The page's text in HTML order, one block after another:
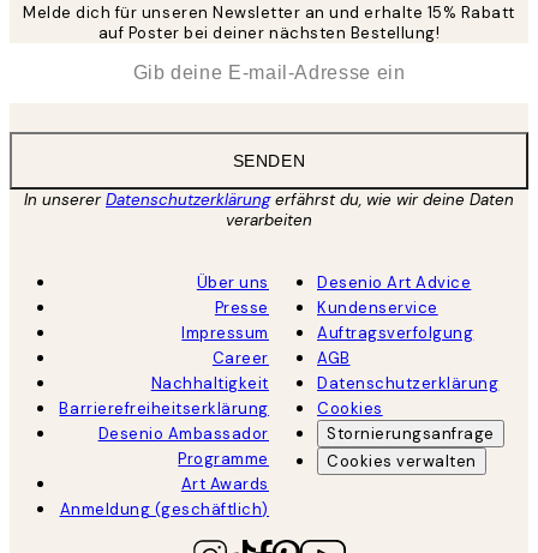
Melde dich für unseren Newsletter an und erhalte 15% Rabatt
auf Poster bei deiner nächsten Bestellung!
SENDEN
In unsererDatenschutzerklärungerfährst du, wie wir deine Daten
verarbeiten
Über uns
Presse
Impressum
Career
Nachhaltigkeit
Barrierefreiheitserklärung
Desenio Ambassador
Programme
Art Awards
Anmeldung (geschäftlich)
Desenio Art Advice
Kundenservice
Auftragsverfolgung
AGB
Datenschutzerklärung
Cookies
Stornierungsanfrage
Cookies verwalten